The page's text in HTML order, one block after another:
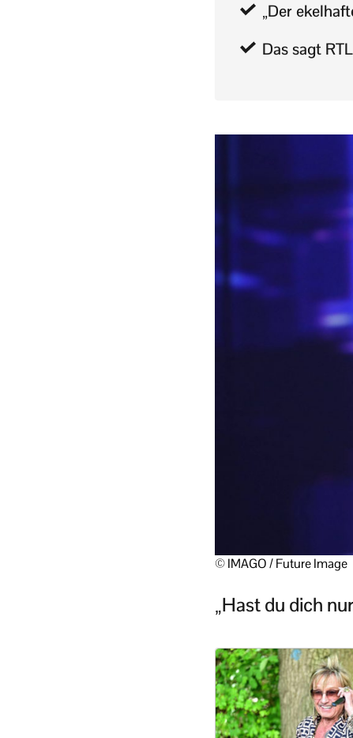
„Der
Das sagt
© IMAGO / Future Image
„Hast du dich